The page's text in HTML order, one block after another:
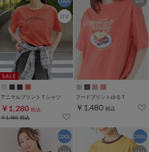
アニマルプリントＴシャツ
￥1,280 税込
￥1,480税込
フードプリントゆるＴ
￥1,480 税込